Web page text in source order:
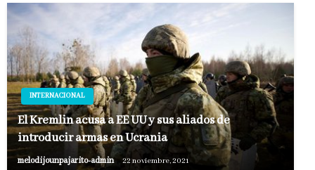
INTERNACIONAL
El Kremlin acusa a EE UU y sus aliados de
introducir armas en Ucrania
melodijounpajarito-admin 22 noviembre, 2021